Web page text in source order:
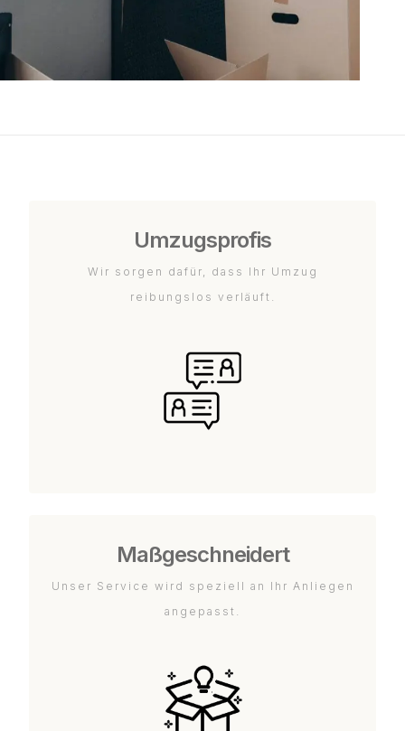
Umzugsprofis
Wir sorgen dafür, dass Ihr Umzug
reibungslos verläuft.
Maßgeschneidert
Unser Service wird speziell an Ihr Anliegen
angepasst.